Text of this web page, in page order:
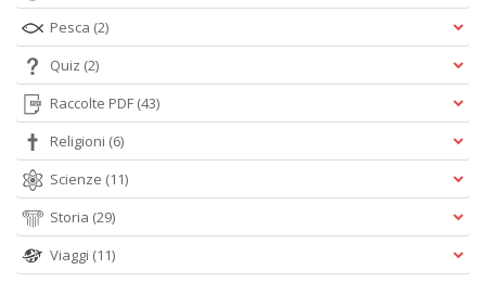
Pesca (2)
Quiz (2)
Raccolte PDF (43)
Religioni (6)
Scienze (11)
Storia (29)
Viaggi (11)